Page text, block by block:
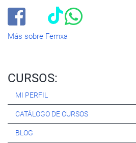
Más sobre Femxa
CURSOS:
MI PERFIL
CATÁLOGO DE CURSOS
BLOG